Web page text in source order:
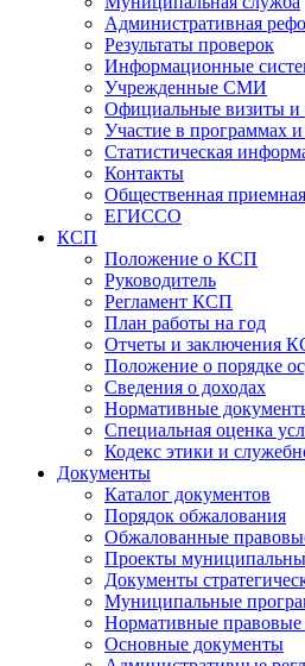
Административная
Результаты проверок
Информационные
Учрежденные СМИ
Официальные визиты и
Участие в программах
Статистическая
Контакты
Общественная приемная
ЕГИССО
КСП
Положение о КСП
Руководитель
Регламент КСП
План работы на год
Отчеты и заключения
Положение о порядке
Сведения о доходах
Нормативные
Специальная оценка
Кодекс этики и
Документы
Каталог документов
Порядок обжалования
Обжалованные
Проекты
Документы
Муниципальные
Нормативные правовые
Основные документы